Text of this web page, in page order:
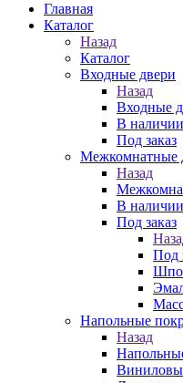
Главная
Каталог
Назад
Каталог
Входные двери
Назад
Входные
В наличии
Под заказ
Межкомнатные
Назад
В наличии
Под заказ
Под
Напольные
Назад